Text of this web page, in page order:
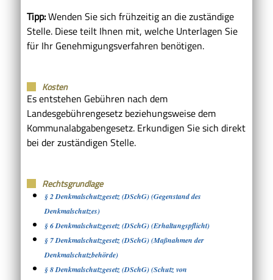
Tipp:Wenden Sie sich frühzeitig an die zuständige
Stelle. Diese teilt Ihnen mit, welche Unterlagen Sie
für Ihr Genehmigungsverfahren benötigen.
Kosten
Es entstehen Gebühren nach dem
Landesgebührengesetz beziehungsweise dem
Kommunalabgabengesetz. Erkundigen Sie sich direkt
bei der zuständigen Stelle.
Rechtsgrundlage
§ 2 Denkmalschutzgesetz (DSchG) (Gegenstand des
Denkmalschutzes)
§ 6 Denkmalschutzgesetz (DSchG) (Erhaltungspflicht)
§ 7 Denkmalschutzgesetz (DSchG) (Maßnahmen der
Denkmalschutzbehörde)
§ 8 Denkmalschutzgesetz (DSchG) (Schutz von